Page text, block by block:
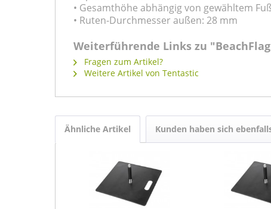
• Gesamthöhe abhängig von gewähltem
• Ruten-Durchmesser außen: 28 mm
Weiterführende Links zu "BeachFlag
Fragen zum Artikel?
Weitere Artikel von Tentastic
Ähnliche Artikel Kunden haben sich